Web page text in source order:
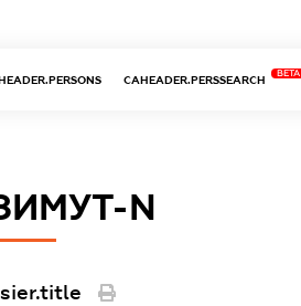
CAHEADER.PERSSEARCH
BETA
N